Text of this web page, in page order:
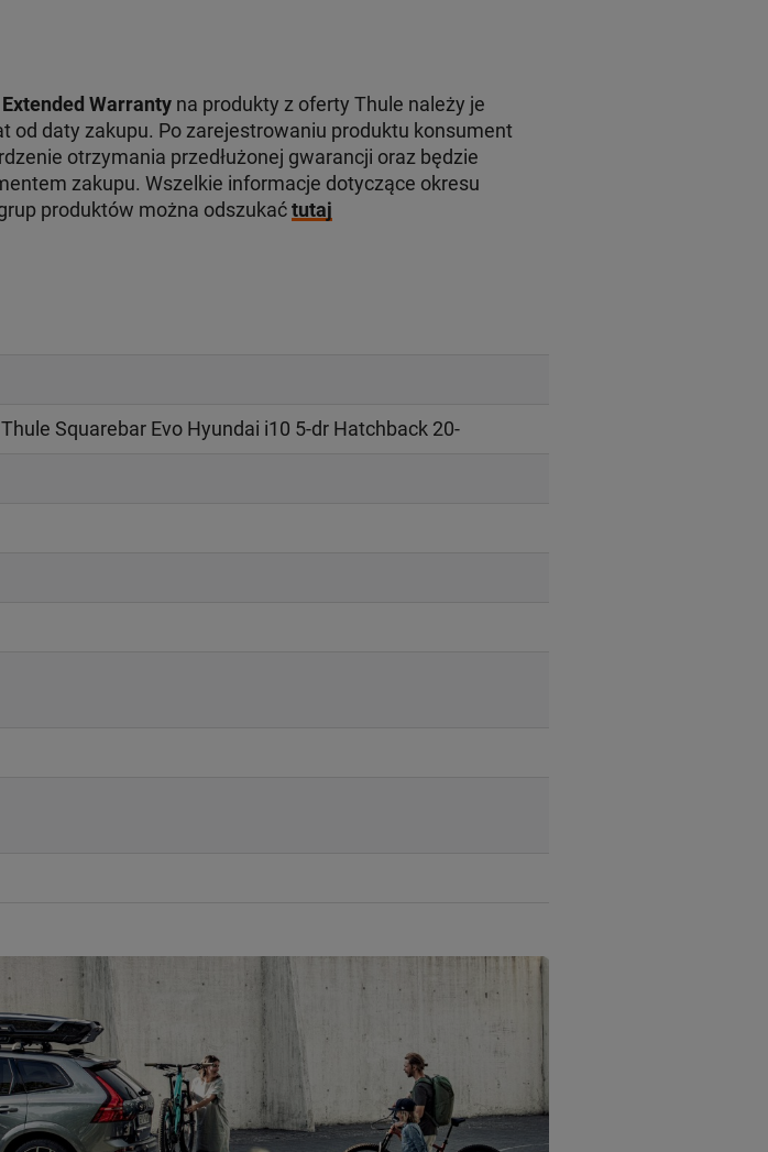
Warrantyna produkty z oferty Thule należy je
od daty zakupu. Po zarejestrowaniu produktu konsument
otrzymania przedłużonej gwarancji oraz będzie
zakupu. Wszelkie informacje dotyczące okresu
produktów można odszukaćtutaj
Squarebar Evo Hyundai i10 5-dr Hatchback 20-